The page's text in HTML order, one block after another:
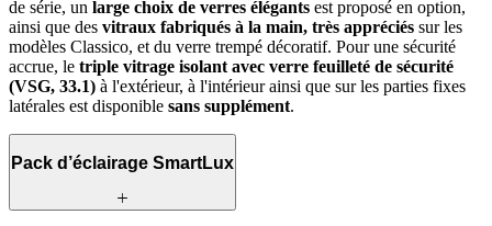
de série, un large choix de verres élégants est proposé en option,
ainsi que des vitraux fabriqués à la main, très appréciés sur les
modèles Classico, et du verre trempé décoratif. Pour une sécurité
accrue, le triple vitrage isolant avec verre feuilleté de sécurité
(VSG, 33.1) à l'extérieur, à l'intérieur ainsi que sur les parties fixes
latérales est disponible sans supplément.
Pack d’éclairage SmartLux